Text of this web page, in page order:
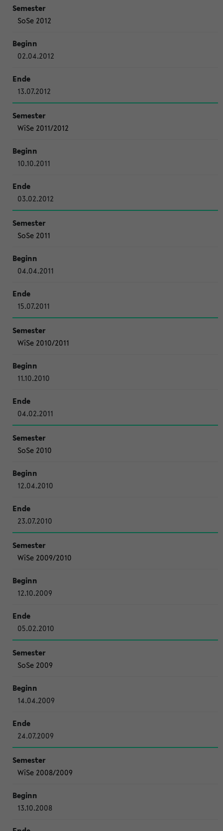
SoSe 2012
02.04.2012
13.07.2012
WiSe 2011/2012
10.10.2011
03.02.2012
SoSe 2011
04.04.2011
15.07.2011
WiSe 2010/2011
11.10.2010
04.02.2011
SoSe 2010
12.04.2010
23.07.2010
WiSe 2009/2010
12.10.2009
05.02.2010
SoSe 2009
14.04.2009
24.07.2009
WiSe 2008/2009
13.10.2008